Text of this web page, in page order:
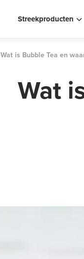
Streekproducten
Wat is Bubble Tea en
Wat